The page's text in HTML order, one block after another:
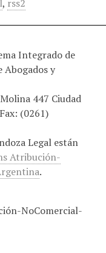
, rss2
Integrado de
y
447 Ciudad
(0261)
Legal están
Atribución-
.
NoComercial-